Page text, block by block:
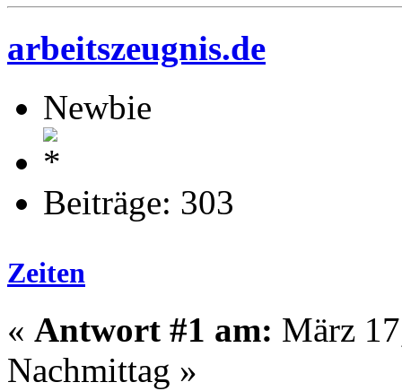
arbeitszeugnis.de
Newbie
Beiträge: 303
Zeiten
« Antwort #1 am: März
Nachmittag »